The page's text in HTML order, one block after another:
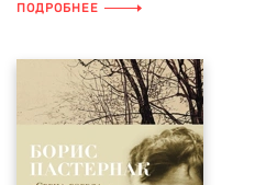
ПОДРОБНЕЕ